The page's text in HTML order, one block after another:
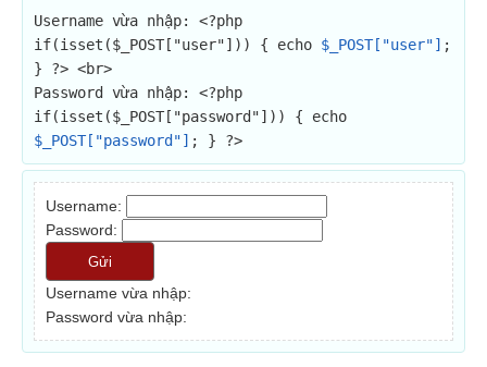
Username vừa nhập: <?php
if(isset($_POST["user"])) { echo $_POST["user"] ;
} ?> <br>
Password vừa nhập: <?php
$_POST["password"] ; } ?>
Username:
Password:
Gửi
Username vừa nhập:
Password vừa nhập: